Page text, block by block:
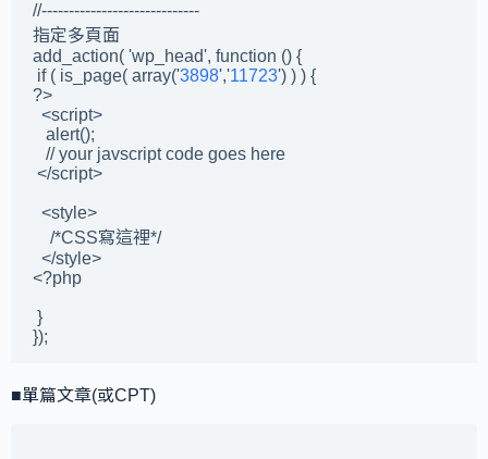
//-----------------------------
指定多頁面
add_action( 'wp_head', function () {
if ( is_page( array('3898','11723') ) ) {
?>
  <script>
   alert();
   // your javscript code goes here
</script>
  <style>
    /*CSS寫這裡*/
  </style>
<?php
}
});
■單篇文章(或CPT)